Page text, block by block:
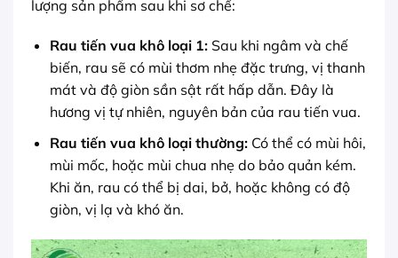
lượng sản phẩm sau khi sơ chế:
Rau tiến vua khô loại 1:Sau khi ngâm và chế
biến, rau sẽ có mùi thơm nhẹ đặc trưng, vị thanh
mát và độ giòn sần sật rất hấp dẫn. Đây là
hương vị tự nhiên, nguyên bản của rau tiến vua.
Rau tiến vua khô loại thường:Có thể có mùi hôi,
mùi mốc, hoặc mùi chua nhẹ do bảo quản kém.
Khi ăn, rau có thể bị dai, bở, hoặc không có độ
giòn, vị lạ và khó ăn.